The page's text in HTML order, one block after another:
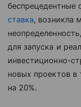
беспрецедентные
ставка, возникла
для запуска и
инвестиционно-
новых проектов в
на 20%.